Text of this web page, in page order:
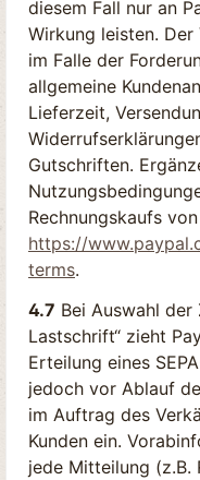
diesem Fall nur an
Wirkung leisten.
im Falle der
allgemeine
Lieferzeit,
Gutschriften.
Rechnungskaufs
https://
terms.
4.7 Bei Auswahl der
Lastschrift“ zieht
Erteilung eines
jedoch vor Ablauf
im Auftrag des
Kunden ein.
jede Mitteilung (z.B.